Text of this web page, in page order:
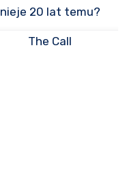
20 lat temu?